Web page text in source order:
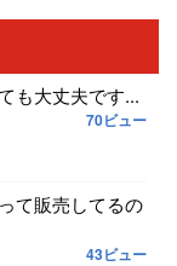
も大丈夫です...
70ビュー
て販売してるの
43ビュー